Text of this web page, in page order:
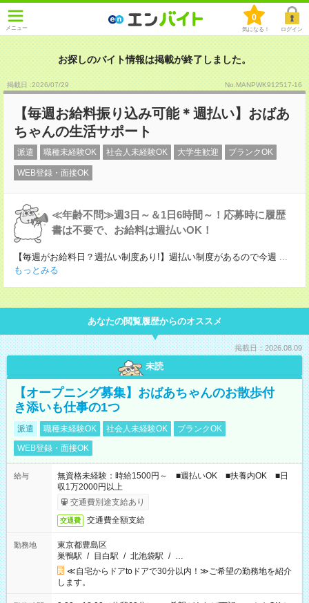
メニュー
0
気になる！ ログイン
お探しのバイト情報は掲載が終了しました。
掲載日 :2026/07/29 No.MANPWK912517-16
【毎週お給料振り込み可能＊週払い】おばあ
ちゃんの生活サポート
派遣 職種未経験OK 社会人未経験OK 大学生歓迎 ブランクOK
WEB登録・面接OK
≪年齢不問≫週3日～＆1日6時間～！応募時に履歴
書は不要で、お給料は週払いOK！
【毎週がお給料日？週払い制度あり!】週払い制度があるので今週 ...
もっとみる
あなたの閲覧履歴からのオススメ
掲載日：2026.08.09
未読
【オープニング募集】おばあちゃんのお散歩付
き添いも仕事の1つ
派遣 職種未経験OK 社会人未経験OK
ブランクOK
WEB登録・面接OK
給与
無資格未経験：時給1500円～ ■週払いOK ■扶養内OK ■日
収1万2000円以上
交通費別途支給あり
交通費 交通費全額支給
勤務地
東京都豊島区
巣鴨駅 / 目白駅 / 北池袋駅 / …
≪自宅からドアtoドアで30分以内！≫ご希望の勤務地を紹介
します。